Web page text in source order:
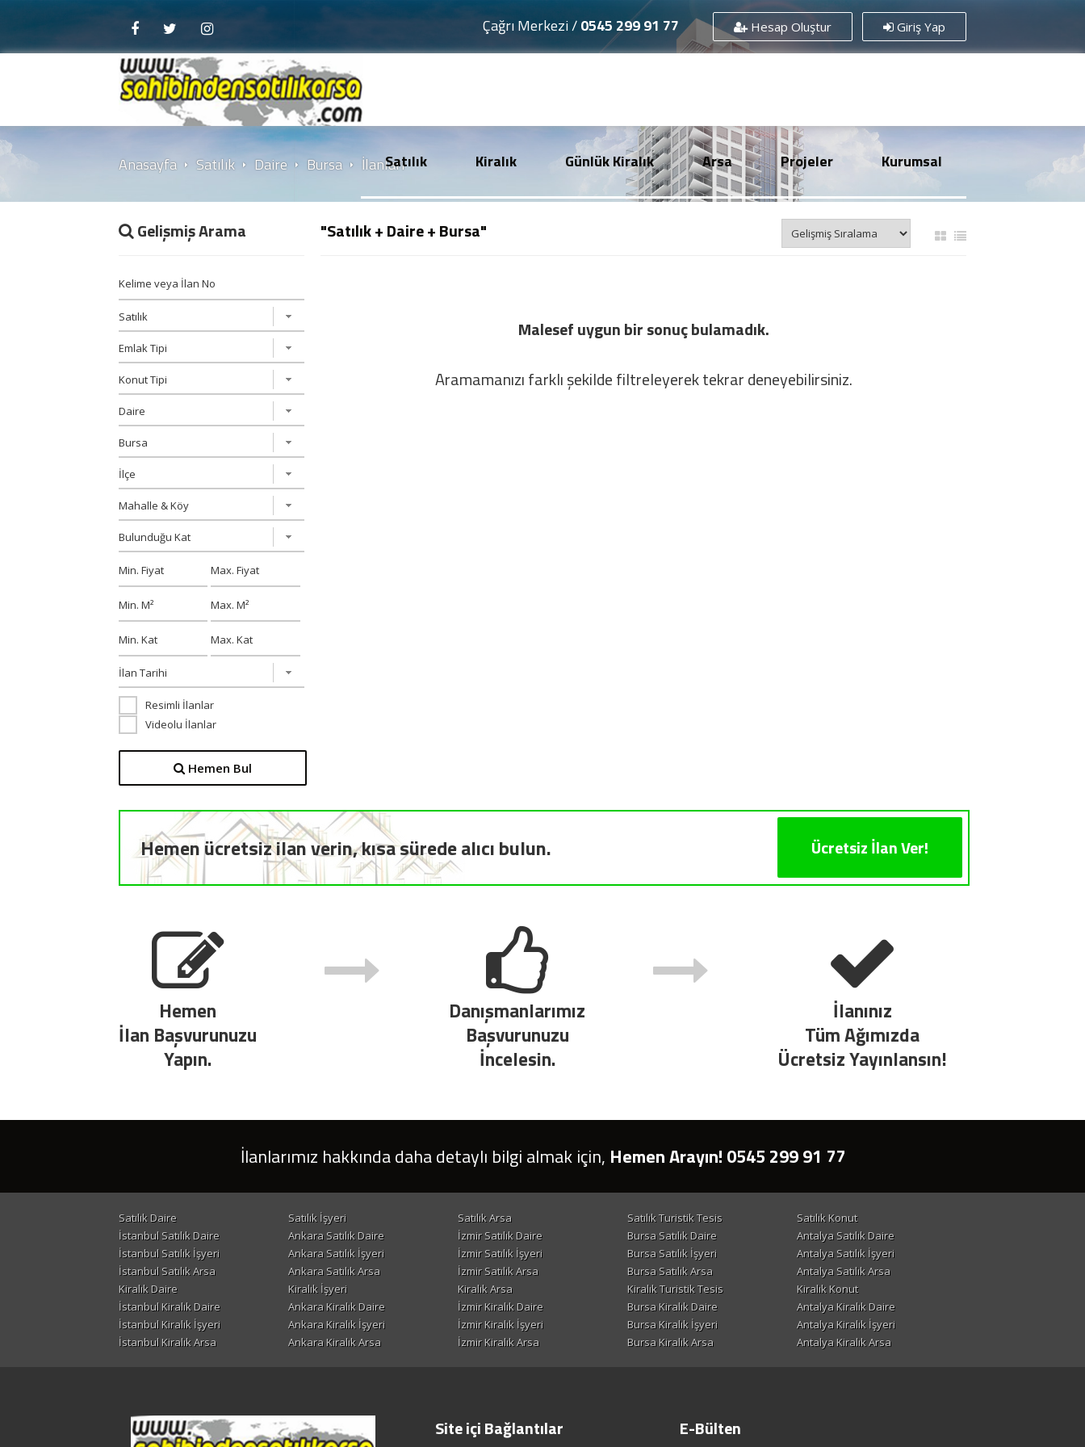
Giriş Yap
Hesap Oluştur
Çağrı Merkezi /0545 299 91 77
Satılık Kiralık Günlük Kiralık Arsa Projeler Kurumsal
Anasayfa Satılık Daire Bursa İlanları
"Satılık + Daire + Bursa"
Malesef uygun bir sonuç bulamadık.
Aramamanızı farklı şekilde filtreleyerek tekrar deneyebilirsiniz.
Gelişmiş Arama
Resimli İlanlar
Videolu İlanlar
Hemen Bul
Hemen ücretsiz ilan verin, kısa sürede alıcı bulun. Ücretsiz İlan Ver!
Hemen
İlan Başvurunuzu
Yapın.
Danışmanlarımız
Başvurunuzu
İncelesin.
İlanınız
Tüm Ağımızda
Ücretsiz Yayınlansın!
İlanlarımız hakkında daha detaylı bilgi almak için, Hemen Arayın! 0545 299 91 77
Satılık Daire Satılık İşyeri Satılık Arsa Satılık Turistik Tesis
Satılık Konut
İstanbul Satılık Daire
Ankara Satılık Daire İzmir Satılık Daire Bursa Satılık Daire
Antalya Satılık Daire
İstanbul Satılık İşyeri
Ankara Satılık İşyeri İzmir Satılık İşyeri Bursa Satılık İşyeri
Antalya Satılık İşyeri
İstanbul Satılık Arsa
Ankara Satılık Arsa İzmir Satılık Arsa Bursa Satılık Arsa
Antalya Satılık Arsa
Kiralık Daire
Kiralık İşyeri Kiralık Arsa Kiralık Turistik Tesis
Kiralık Konut
İstanbul Kiralık Daire
Ankara Kiralık Daire İzmir Kiralık Daire Bursa Kiralık Daire
Antalya Kiralık Daire
İstanbul Kiralık İşyeri
Ankara Kiralık İşyeri İzmir Kiralık İşyeri Bursa Kiralık İşyeri
Antalya Kiralık İşyeri
İstanbul Kiralık Arsa
Ankara Kiralık Arsa İzmir Kiralık Arsa Bursa Kiralık Arsa Antalya Kiralık Arsa
Site içi Bağlantılar E-Bülten